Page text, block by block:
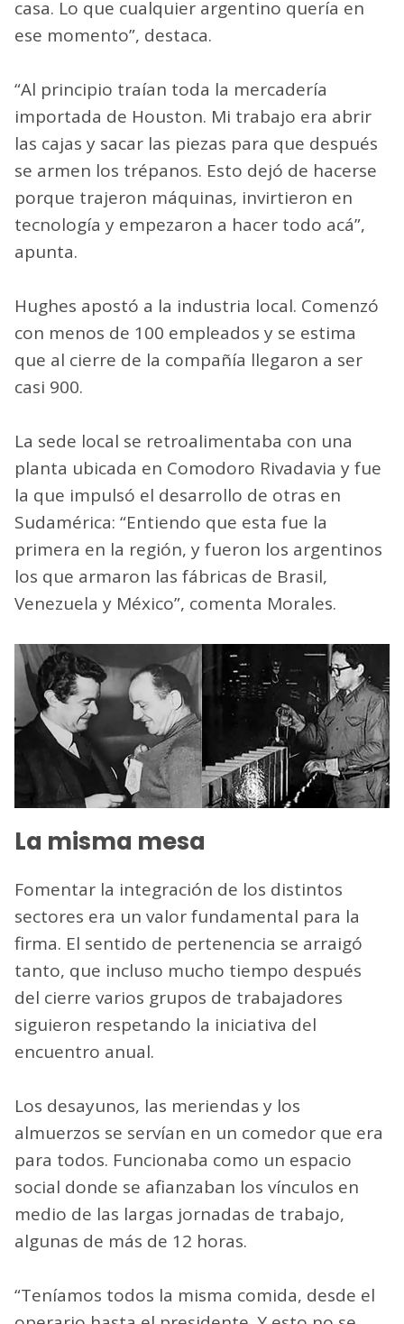
casa. Lo que cualquier argentino quería en
ese momento”, destaca.
“Al principio traían toda la mercadería
importada de Houston. Mi trabajo era abrir
las cajas y sacar las piezas para que después
se armen los trépanos. Esto dejó de hacerse
porque trajeron máquinas, invirtieron en
tecnología y empezaron a hacer todo acá”,
apunta.
Hughes apostó a la industria local. Comenzó
con menos de 100 empleados y se estima
que al cierre de la compañía llegaron a ser
casi 900.
La sede local se retroalimentaba con una
planta ubicada en Comodoro Rivadavia y fue
la que impulsó el desarrollo de otras en
Sudamérica: “Entiendo que esta fue la
primera en la región, y fueron los argentinos
los que armaron las fábricas de Brasil,
Venezuela y México”, comenta Morales.
La misma mesa
Fomentar la integración de los distintos
sectores era un valor fundamental para la
firma. El sentido de pertenencia se arraigó
tanto, que incluso mucho tiempo después
del cierre varios grupos de trabajadores
siguieron respetando la iniciativa del
encuentro anual.
Los desayunos, las meriendas y los
almuerzos se servían en un comedor que era
para todos. Funcionaba como un espacio
social donde se afianzaban los vínculos en
medio de las largas jornadas de trabajo,
algunas de más de 12 horas.
“Teníamos todos la misma comida, desde el